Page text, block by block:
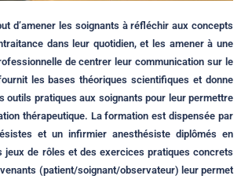
d’amener les soignants à réfléchir aux concepts
dans leur quotidien, et les amener à une
de centrer leur communication sur le
les bases théoriques scientifiques et donne
outils pratiques aux soignants pour leur permettre
thérapeutique. La formation est dispensée par
et un infirmier anesthésiste diplômés en
jeux de rôles et des exercices pratiques concrets
(patient/soignant/observateur) leur permet